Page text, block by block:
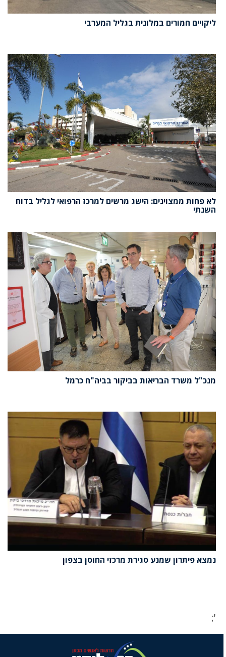
ליקויים חמורים במלונית בגליל המערבי
לא פחות ממצוינים: הישג מרשים למרכז הרפואי לגליל בדוח
השנתי
מנכ"ל משרד הבריאות בביקור בביה"ח כרמל
נמצא פיתרון שמנע סגירת מרכזי החוסן בצפון
';